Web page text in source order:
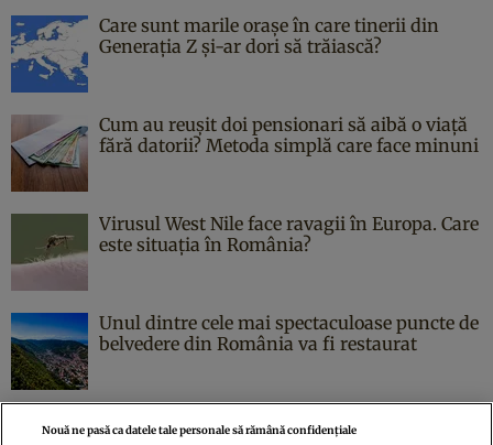
Care sunt marile orașe în care tinerii din
Generația Z și-ar dori să trăiască?
Cum au reușit doi pensionari să aibă o viață
fără datorii? Metoda simplă care face minuni
Virusul West Nile face ravagii în Europa. Care
este situația în România?
Unul dintre cele mai spectaculoase puncte de
belvedere din România va fi restaurat
Nouă ne pasă ca datele tale personale să rămână confidențiale